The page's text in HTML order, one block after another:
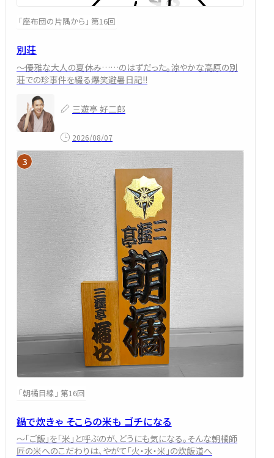
「座布団の片隅から」 第16回
別荘
～優雅な大人の夏休み……のはずだった。涼やかな高原の別
荘での珍事件を綴る爆笑避暑日記!!
三遊亭 好二郎
2026/08/07
「朝橘目線」 第16回
鍋で炊きゃ そこらの米も ゴチになる
～「ご飯」を「米」と呼ぶのが、どうにも気になる。そんな朝橘師
匠の米へのこだわりは、やがて「火・水・米」の炊飯道へ